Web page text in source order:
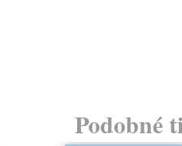
Podobné